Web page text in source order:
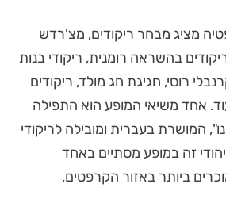
מציג מבחר ריקודים, מצ'רדש
בהשראה רומנית, ריקודי בנות
רוסי, חגיגת חג מולד, ריקודים
ועוד. אחד משיאי המופע הוא התפילה
המושרת בעברית ומובילה לריקודי
זה במופע מסתיים באחד
ביותר באזור הקרפטים,